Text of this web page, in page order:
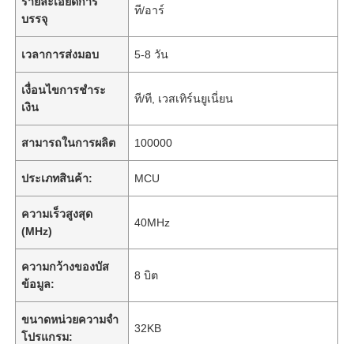
บรรจุ
ที/อาร์
เวลาการส่งมอบ 5-8 วัน
เงื่อนไขการชำระ
เงิน
ที/ที, เวสเทิร์นยูเนี่ยน
สามารถในการผลิต 100000
ประเภทสินค้า: MCU
ความเร็วสูงสุด
(MHz)
40MHz
ความกว้างของบัส
ข้อมูล:
8 บิต
ขนาดหน่วยความจำ
โปรแกรม:
32KB